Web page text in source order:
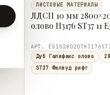
ЛИСТОВЫЕ МАТЕРИАЛЫ
ЛДСП 10 мм
олово H3176 ST37 11
АРТ.
Дуб Галифакс олово
ST37 Филвуд рифт